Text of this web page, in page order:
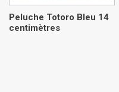
Peluche Totoro Bleu 14
centimètres